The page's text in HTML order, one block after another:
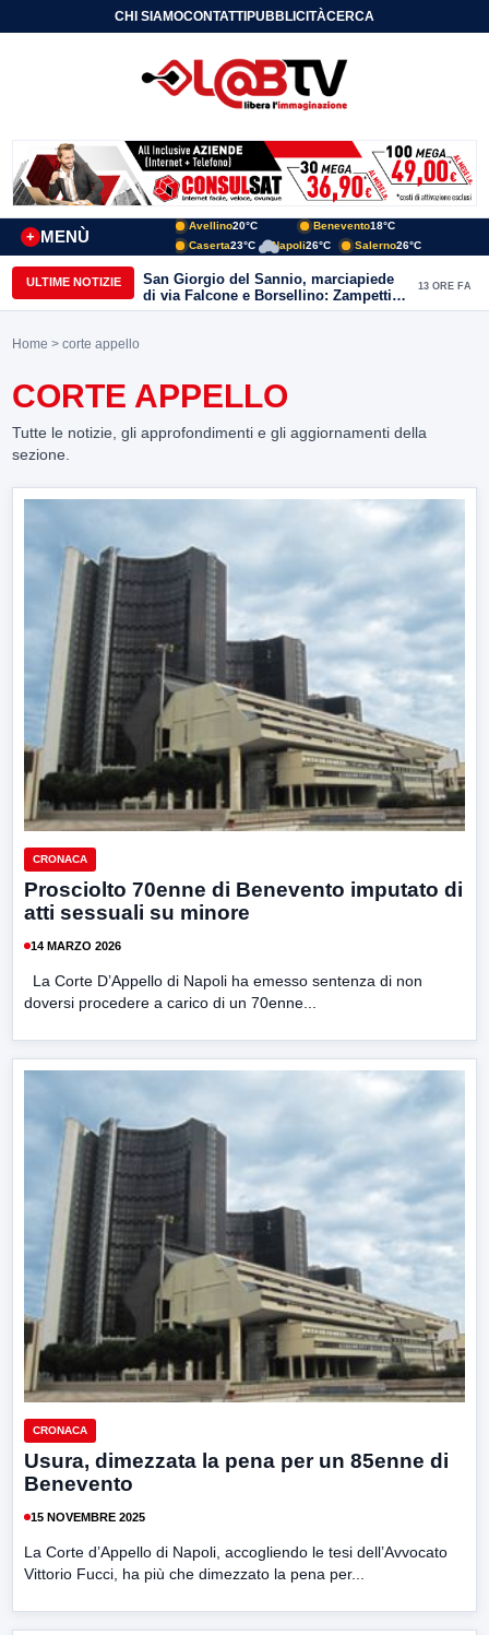
CHI SIAMOCONTATTIPUBBLICITÀCERCA
MENÙ
+
Avellino20°C Benevento18°C
Caserta23°C Napoli26°C Salerno26°C
ULTIME NOTIZIE
San Giorgio del Sannio, marciapiede
di via Falcone e Borsellino: Zampetti e
Lombardi replicano alle polemiche
13 ORE FA
Home > corte appello
CORTE APPELLO
Tutte le notizie, gli approfondimenti e gli aggiornamenti della
sezione.
CRONACA
Prosciolto 70enne di Benevento imputato di
atti sessuali su minore
14 MARZO 2026
La Corte D’Appello di Napoli ha emesso sentenza di non
doversi procedere a carico di un 70enne...
CRONACA
Usura, dimezzata la pena per un 85enne di
Benevento
15 NOVEMBRE 2025
La Corte d’Appello di Napoli, accogliendo le tesi dell’Avvocato
Vittorio Fucci, ha più che dimezzato la pena per...